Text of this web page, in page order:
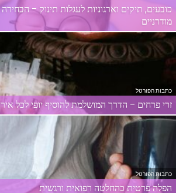
כובעים, תיקים וארגוניות לעגלות תינוק –
מודרניים
כתבות הפורטל
זרי פרחים – הדרך המושלמת להוסיף יופי לכל
כתבות הפורטל
הפלה פרטית כהחלטה רפואית ורגשית